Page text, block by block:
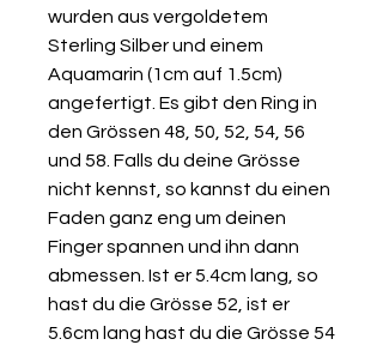
wurden aus vergoldetem
Sterling Silber und einem
Aquamarin (1cm auf 1.5cm)
angefertigt. Es gibt den Ring in
den Grössen 48, 50, 52, 54, 56
und 58. Falls du deine Grösse
nicht kennst, so kannst du einen
Faden ganz eng um deinen
Finger spannen und ihn dann
abmessen. Ist er 5.4cm lang, so
hast du die Grösse 52, ist er
5.6cm lang hast du die Grösse 54